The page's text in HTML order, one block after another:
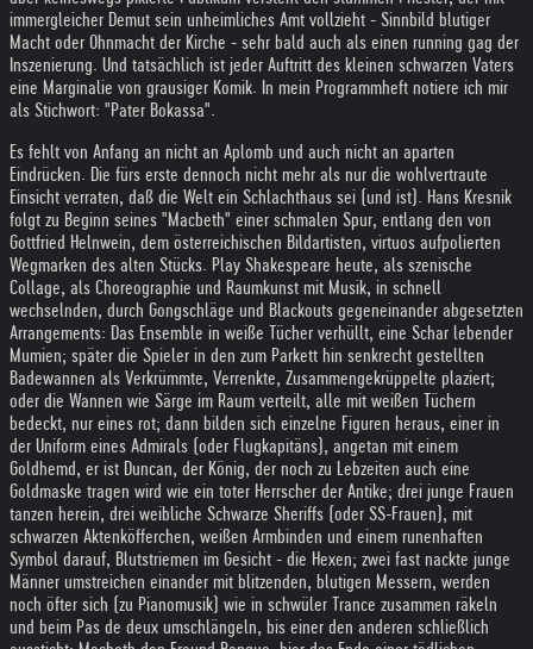
immergleicher Demut sein unheimliches Amt vollzieht - Sinnbild blutiger
Macht oder Ohnmacht der Kirche - sehr bald auch als einen running gag der
Inszenierung. Und tatsächlich ist jeder Auftritt des kleinen schwarzen Vaters
eine Marginalie von grausiger Komik. In mein Programmheft notiere ich mir
als Stichwort: "Pater Bokassa".
Es fehlt von Anfang an nicht an Aplomb und auch nicht an aparten
Eindrücken. Die fürs erste dennoch nicht mehr als nur die wohlvertraute
Einsicht verraten, daß die Welt ein Schlachthaus sei (und ist). Hans Kresnik
folgt zu Beginn seines "Macbeth" einer schmalen Spur, entlang den von
Gottfried Helnwein, dem österreichischen Bildartisten, virtuos aufpolierten
Wegmarken des alten Stücks. Play Shakespeare heute, als szenische
Collage, als Choreographie und Raumkunst mit Musik, in schnell
wechselnden, durch Gongschläge und Blackouts gegeneinander abgesetzten
Arrangements: Das Ensemble in weiße Tücher verhüllt, eine Schar lebender
Mumien; später die Spieler in den zum Parkett hin senkrecht gestellten
Badewannen als Verkrümmte, Verrenkte, Zusammengekrüppelte plaziert;
oder die Wannen wie Särge im Raum verteilt, alle mit weißen Tüchern
bedeckt, nur eines rot; dann bilden sich einzelne Figuren heraus, einer in
der Uniform eines Admirals (oder Flugkapitäns), angetan mit einem
Goldhemd, er ist Duncan, der König, der noch zu Lebzeiten auch eine
Goldmaske tragen wird wie ein toter Herrscher der Antike; drei junge Frauen
tanzen herein, drei weibliche Schwarze Sheriffs (oder SS-Frauen), mit
schwarzen Aktenköfferchen, weißen Armbinden und einem runenhaften
Symbol darauf, Blutstriemen im Gesicht - die Hexen; zwei fast nackte junge
Männer umstreichen einander mit blitzenden, blutigen Messern, werden
noch öfter sich (zu Pianomusik) wie in schwüler Trance zusammen räkeln
und beim Pas de deux umschlängeln, bis einer den anderen schließlich